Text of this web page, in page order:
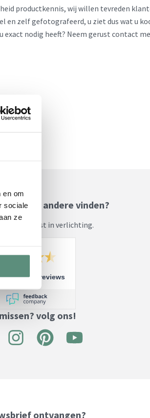
en om
sociale
ze
productkennis, wij willen tevreden
en zelf gefotografeerd, u ziet dus wat u
exact nodig heeft? Neem gerust contact
wat andere vinden?
dé specialist in verlichting.
/ 10 1.280 reviews
volg ons!
I
P
Y
ontvangen?